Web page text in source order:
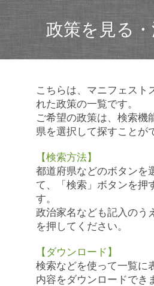
政策を見る
こちらは、マニフェスト
れた政策の一覧です。
ご希望の政策は、検索機
県を選択して探すことが
【検索方法】
都道府県などのボタンを
て、「検索」ボタンを押
す。
政治家名なども記入のう
を押してください。
【ダウンロード】
検索などを使って一覧に
内容をダウンロードでき